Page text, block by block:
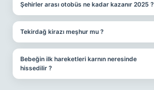
Şehirler arası otobüs ne kadar kazanır 2025 ?
Tekirdağ kirazı meşhur mu ?
Bebeğin ilk hareketleri karnın neresinde
hissedilir ?